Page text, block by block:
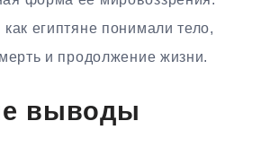
египтяне понимали тело,
и продолжение жизни.
выводы